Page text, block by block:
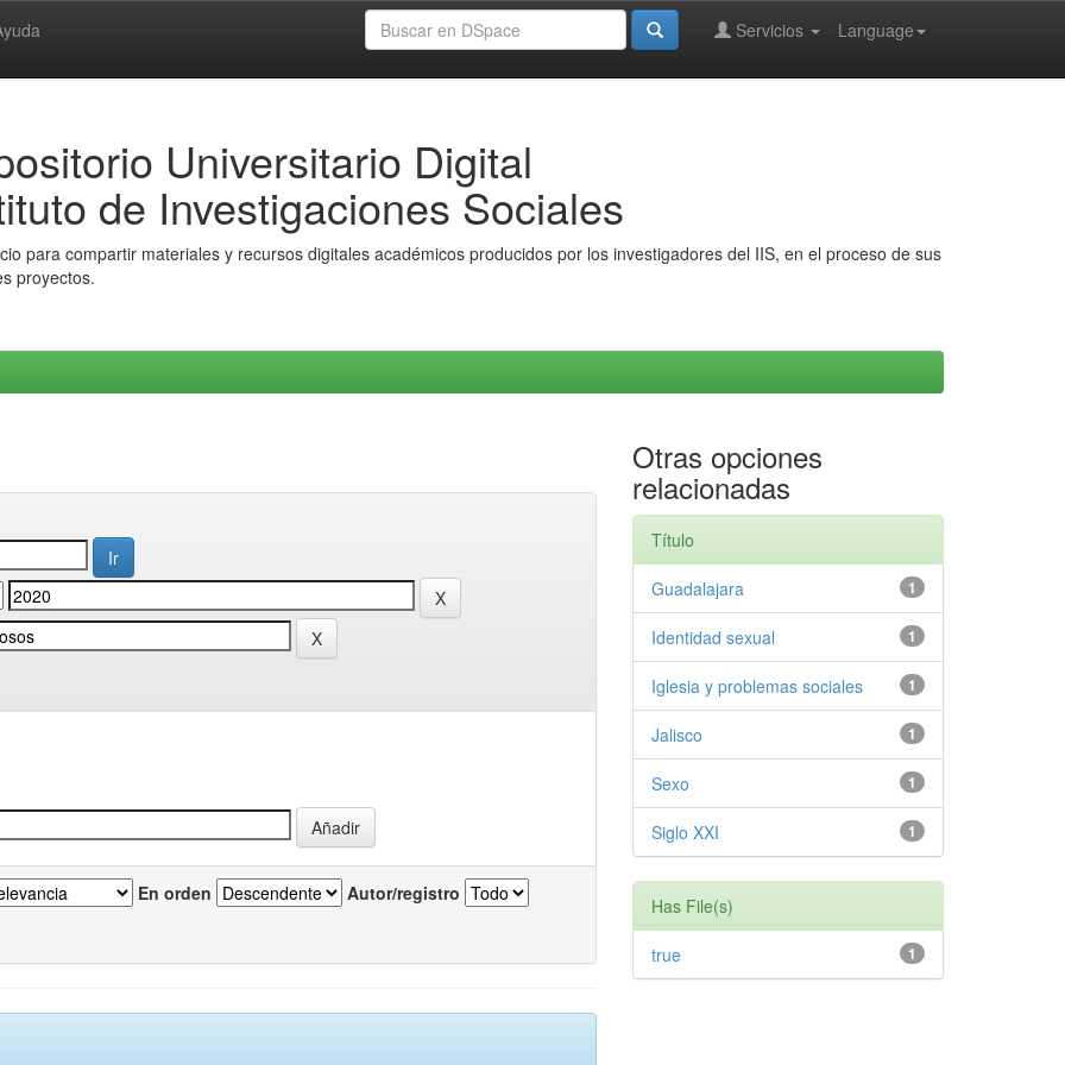
Language
Servicios
Universitario Digital
de Investigaciones Sociales
para compartir materiales y recursos digitales académicos producidos por los investigadores del IIS, en el proceso de sus
proyectos.
En orden Autor/registro
Otras opciones
relacionadas
Título
1
Guadalajara
1
Identidad sexual
1
Iglesia y problemas sociales
1
Jalisco
1
Sexo
1
Siglo XXI
Has File(s)
1
true